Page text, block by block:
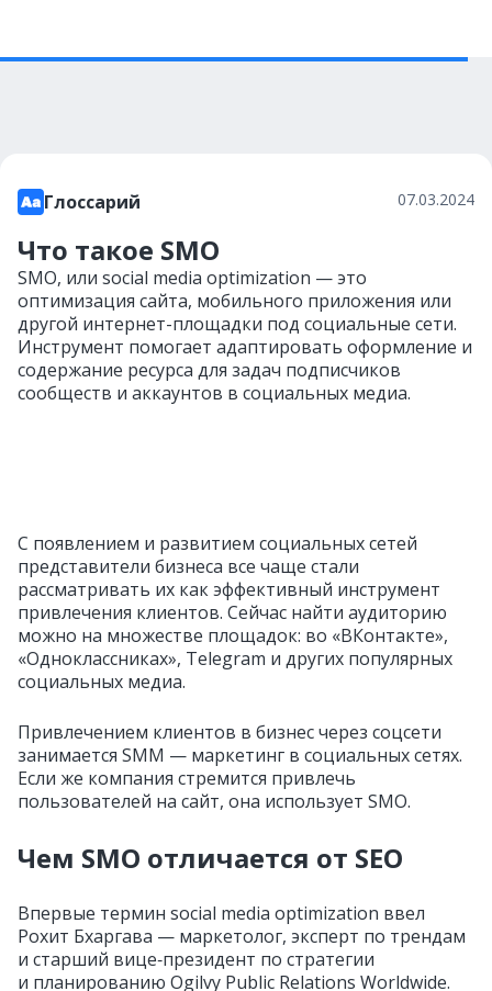
Глоссарий 07.03.2024
Что такое SMO
SMO, или social media optimization — это
оптимизация сайта, мобильного приложения или
другой интернет-площадки под социальные сети.
Инструмент помогает адаптировать оформление и
содержание ресурса для задач подписчиков
сообществ и аккаунтов в социальных медиа.
С появлением и развитием социальных сетей
представители бизнеса все чаще стали
рассматривать их как эффективный инструмент
привлечения клиентов. Сейчас найти аудиторию
можно на множестве площадок: во «ВКонтакте»,
«Одноклассниках», Telegram и других популярных
социальных медиа.
Привлечением клиентов в бизнес через соцсети
занимается SMM — маркетинг в социальных сетях.
Если же компания стремится привлечь
пользователей на сайт, она использует SMO.
Чем SMO отличается от SEO
Впервые термин social media optimization ввел
Рохит Бхаргава — маркетолог, эксперт по трендам
и старший вице‑президент по стратегии
и планированию Ogilvy Public Relations Worldwide.